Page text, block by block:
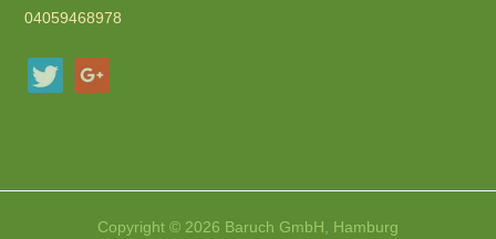
04059468978
Copyright © 2026 Baruch GmbH, Hamburg